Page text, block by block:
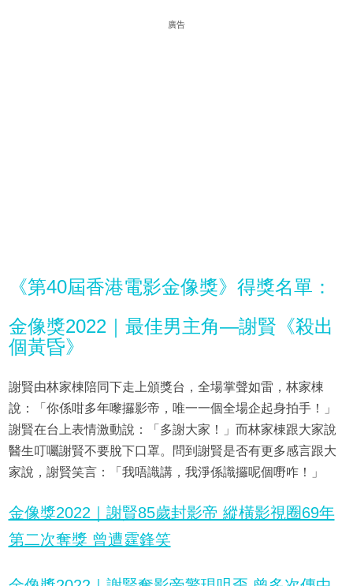
廣告
《第40屆香港電影金像獎》得獎名單：
金像獎2022｜最佳男主角—謝賢《殺出
個黃昏》
謝賢由林家棟陪同下走上頒獎台，全場掌聲如雷，林家棟
說：「你係咁多年嚟攞影帝，唯一一個全場企起身拍手！」
謝賢在台上表情激動說：「多謝大家！」而林家棟跟大家說
醫生叮囑謝賢不要脫下口罩。問到謝賢是否有更多感言跟大
家說，謝賢笑言：「我唔識講，我淨係識攞呢個嘢咋！」
金像獎2022｜謝賢85歲封影帝 縱橫影視圈69年
第二次奪獎 曾遭霆鋒笑